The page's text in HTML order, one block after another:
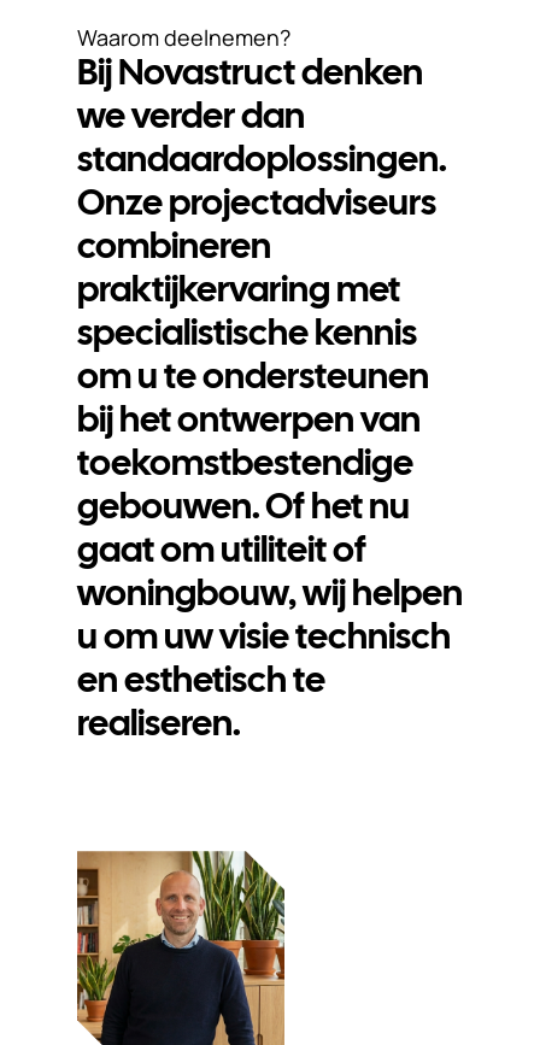
Waarom deelnemen?
Bij Novastruct denken
we verder dan
standaardoplossingen.
Onze projectadviseurs
combineren
praktijkervaring met
specialistische kennis
om u te ondersteunen
bij het ontwerpen van
toekomstbestendige
gebouwen. Of het nu
gaat om utiliteit of
woningbouw, wij helpen
u om uw visie technisch
en esthetisch te
realiseren.